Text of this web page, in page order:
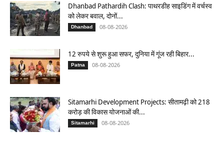
Dhanbad Pathardih Clash: पाथरडीह साइडिंग में वर्चस्व
को लेकर बवाल, दोनों...
Dhanbad 08-08-2026
12 रुपये से शुरू हुआ सफर, दुनिया में गूंज रही बिहार...
Patna 08-08-2026
Sitamarhi Development Projects: सीतामढ़ी को 218
करोड़ की विकास योजनाओं की...
Sitamarhi 08-08-2026